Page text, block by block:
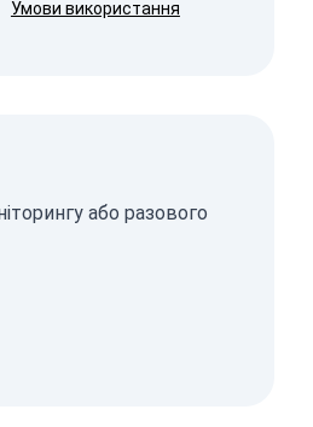
Умови використання
або разового